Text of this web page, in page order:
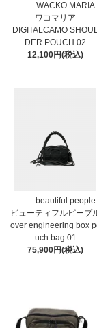
WACKO MARIA
ワコマリア
DIGITALCAMO
DER POUCH 02
12,100円(税込)
beautiful people
ビューティフルピープ
over engineering box
uch bag 01
75,900円(税込)